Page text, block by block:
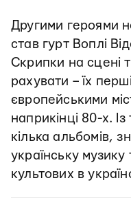
Другими героями
став гурт Воплі
Скрипки на сцені
рахувати – їх
європейськими
наприкінці 80-х.
кілька альбомів,
українську
культових в